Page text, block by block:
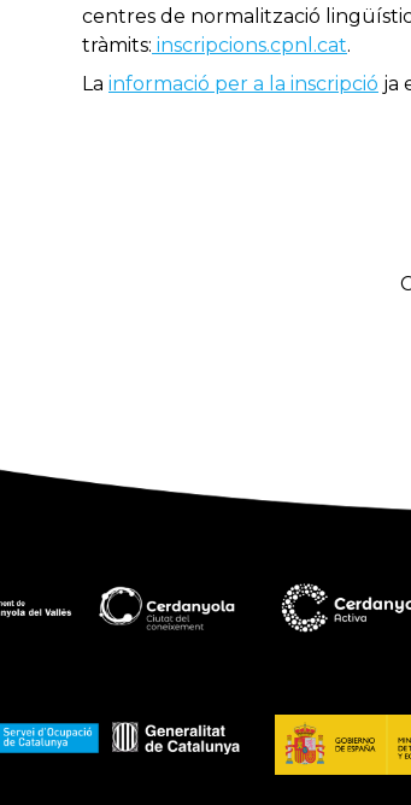
centres de normalització
tràmits: inscripcions.cpnl.cat.
La informació per a la inscripció ja